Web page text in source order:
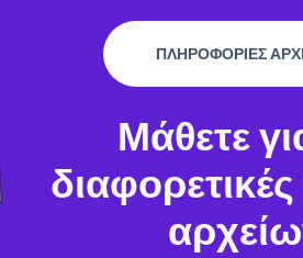
ΠΛΗΡΟΦΟΡΙΕΣ
Μάθετε